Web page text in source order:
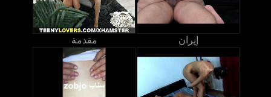
مقدمة إيران